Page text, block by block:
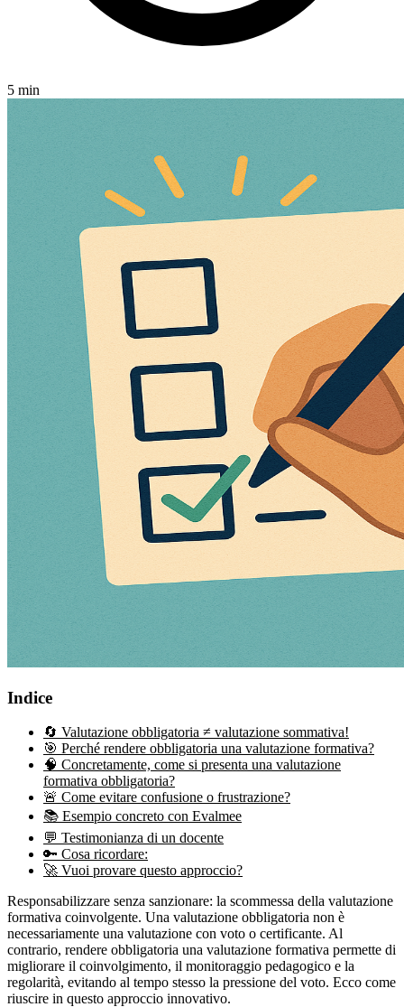
5 min
Indice
🔄 Valutazione obbligatoria ≠ valutazione sommativa!
🎯 Perché rendere obbligatoria una valutazione formativa?
🧠 Concretamente, come si presenta una valutazione
formativa obbligatoria?
🚨 Come evitare confusione o frustrazione?
📚 Esempio concreto con Evalmee
💬 Testimonianza di un docente
🔑 Cosa ricordare:
🚀 Vuoi provare questo approccio?
Responsabilizzare senza sanzionare: la scommessa della valutazione
formativa coinvolgente. Una valutazione obbligatoria non è
necessariamente una valutazione con voto o certificante. Al
contrario, rendere obbligatoria una valutazione formativa permette di
migliorare il coinvolgimento, il monitoraggio pedagogico e la
regolarità, evitando al tempo stesso la pressione del voto. Ecco come
riuscire in questo approccio innovativo.